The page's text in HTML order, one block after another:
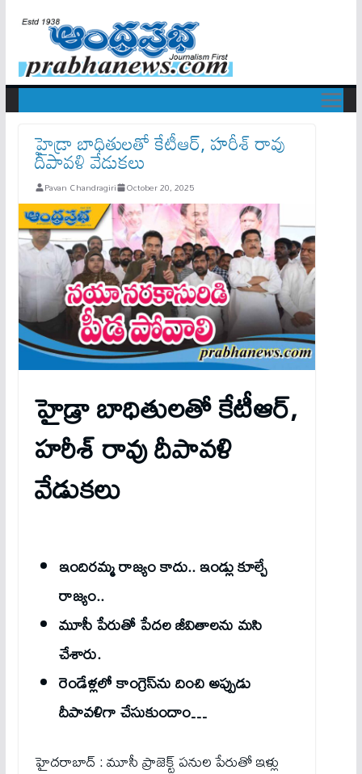
హైడ్రా బాధితులతో కేటీఆర్, హరీశ్ రావు
దీపావళి వేడుకలు
Pavan Chandragiri October 20, 2025
హైడ్రా బాధితులతో కేటీఆర్,
హరీశ్ రావు దీపావళి
వేడుకలు
ఇందిరమ్మ రాజ్యం కాదు.. ఇండ్లు కూల్చే
రాజ్యం..
మూసీ పేరుతో పేదల జీవితాలను మ‌సి
చేశారు.
రెండేళ్లలో కాంగ్రెస్‌ను దించి అప్పుడు
దీపావళిగా చేసుకుందాం…
హైదరాబాద్ : మూసీ ప్రాజెక్ట్ పనుల పేరుతో ఇళ్లు